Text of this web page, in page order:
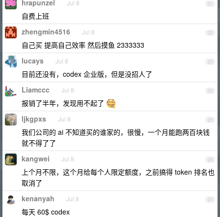
21
hrapunzel Jul 8
自费上班
22
zhengmin4516 Jul 8
自己买 提高自己效率 然后摸鱼 2333333
23
lucays Jul 8
目前还没有，codex 企业版，但是没招人了
24
Liamccc Jul 8
报销了半年，发现用不起了
25
ljkgpxs Jul 8
我们公司的 ai 不知道买的谁家的，很慢，一个月能跑两百块钱
就不得了了
26
kangwei Jul 8
上个月不限，这个月给每个人限定额度，之前搞得 token 排名也
取消了
27
kenanyah Jul 8
每天 60$ codex